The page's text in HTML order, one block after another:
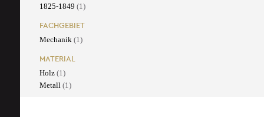
1825-1849 (1)
FACHGEBIET
Mechanik (1)
MATERIAL
Holz (1)
Metall (1)